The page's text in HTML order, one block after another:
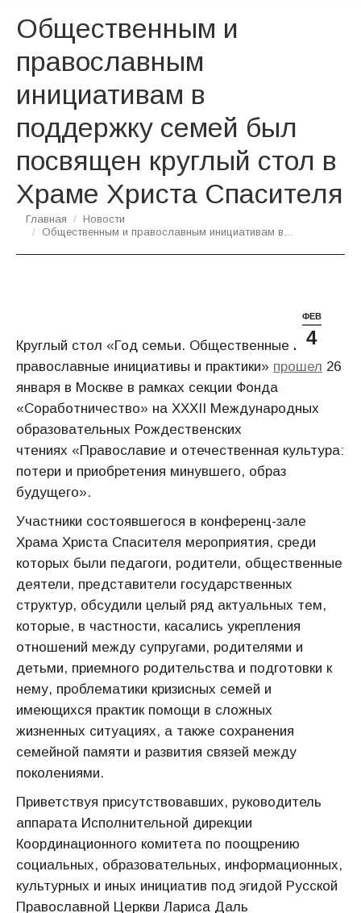
Общественным и
православным
инициативам в
поддержку семей был
посвящен круглый стол в
Храме Христа Спасителя
Вы здесь:
Главная
Новости
Общественным и православным инициативам в…
ФЕВ
4
Круглый стол «Год семьи. Общественные и
православные инициативы и практики» прошел 26
января в Москве в рамках секции Фонда
«Соработничество» на XXXII Международных
образовательных Рождественских
чтениях «Православие и отечественная культура:
потери и приобретения минувшего, образ
будущего».
Участники состоявшегося в конференц-зале
Храма Христа Спасителя мероприятия, среди
которых были педагоги, родители, общественные
деятели, представители государственных
структур, обсудили целый ряд актуальных тем,
которые, в частности, касались укрепления
отношений между супругами, родителями и
детьми, приемного родительства и подготовки к
нему, проблематики кризисных семей и
имеющихся практик помощи в сложных
жизненных ситуациях, а также сохранения
семейной памяти и развития связей между
поколениями.
Приветствуя присутствовавших, руководитель
аппарата Исполнительной дирекции
Координационного комитета по поощрению
социальных, образовательных, информационных,
культурных и иных инициатив под эгидой Русской
Православной Церкви Лариса Даль